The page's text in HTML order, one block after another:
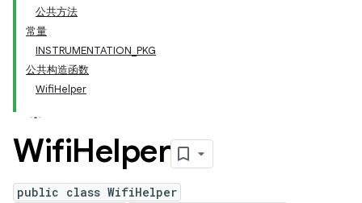
公共方法
常量
INSTRUMENTATION_PKG
公共构造函数
WifiHelper
WifiHelper
public class WifiHelper